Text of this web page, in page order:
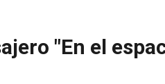
"En el